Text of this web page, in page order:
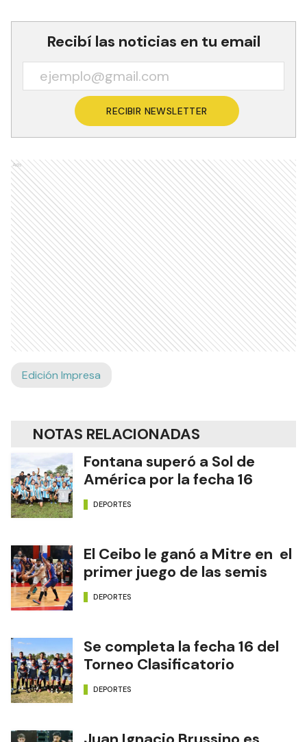
Recibí las noticias en tu email
RECIBIR NEWSLETTER
Ads
Edición Impresa
NOTAS RELACIONADAS
Fontana superó a Sol de
América por la fecha 16
DEPORTES
El Ceibo le ganó a Mitre en el
primer juego de las semis
DEPORTES
Se completa la fecha 16 del
Torneo Clasificatorio
DEPORTES